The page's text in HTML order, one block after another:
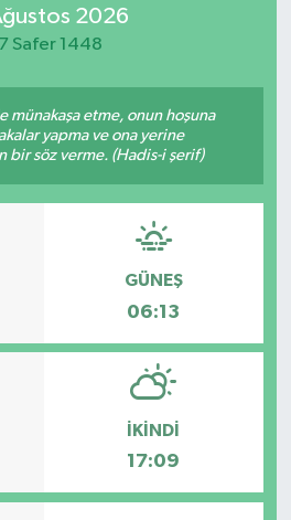
2026
Safer 1448
münakaşa etme, onun hoşuna
yapma ve ona yerine
bir söz verme. (Hadis-i şerif)
GÜNEŞ
06:13
İKINDI
17:09